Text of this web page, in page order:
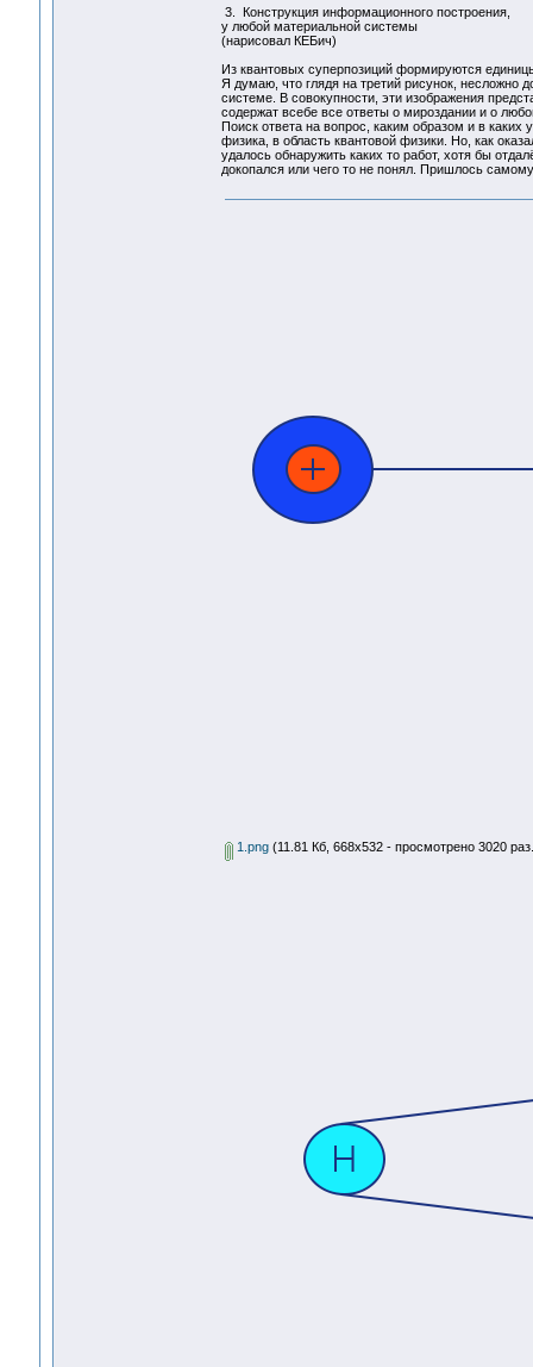
3. Конструкция информационного построения,
у любой материальной системы
(нарисовал КЕБич)
Из квантовых суперпозиций формируются
Я думаю, что глядя на третий рисунок, несложно
системе. В совокупности, эти изображения
содержат всебе все ответы о мироздании и о
Поиск ответа на вопрос, каким образом и в
физика, в область квантовой физики. Но, как
удалось обнаружить каких то работ, хотя бы
докопался или чего то не понял. Пришлось
1.png(11.81 Кб, 668x532 - просмотрено 3020